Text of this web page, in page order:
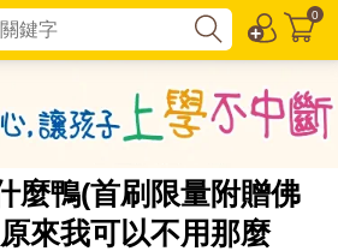
0
麼鴨(首刷限量附贈佛
來我可以不用那麼